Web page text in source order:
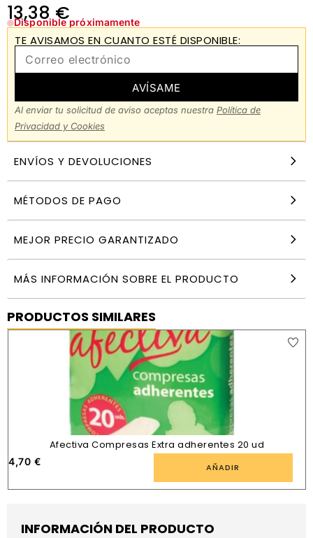
13,38€
Disponible próximamente
TE AVISAMOS EN CUANTO ESTÉ DISPONIBLE:
AVÍSAME
Al enviar tu solicitud de aviso aceptas nuestra Política de
Privacidad y Cookies
ENVÍOS Y DEVOLUCIONES
MÉTODOS DE PAGO
MEJOR PRECIO GARANTIZADO
MÁS INFORMACIÓN SOBRE EL PRODUCTO
PRODUCTOS SIMILARES
Afectiva Compresas Extra adherentes 20 ud
4,70 € AÑADIR
INFORMACIÓN DEL PRODUCTO